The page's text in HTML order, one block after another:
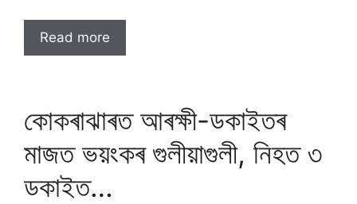
Read more
কোকৰাঝাৰত আৰক্ষী-ডকাইতৰ
মাজত ভয়ংকৰ গুলীয়াগুলী, নিহত ৩
ডকাইত…